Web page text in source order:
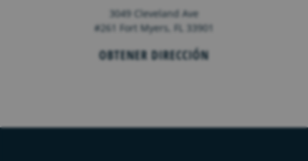
3049 Cleveland Ave
#261 Fort Myers, FL 33901
OBTENER DIRECCIÓN